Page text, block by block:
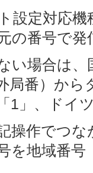
設定対応機
の番号で
い場合は、
局番）か
1」、ドイ
操作でつな
を地域番